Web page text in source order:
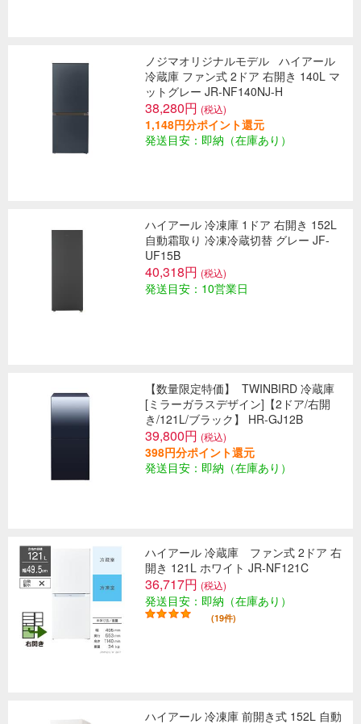
ノジマオリジナルモデル ハイアール
冷蔵庫 ファン式 2ドア 右開き 140L マ
ットグレー JR-NF140NJ-H
38,280円 (税込)
1,148円分ポイント還元
発送目安：即納（在庫あり）
ハイアール 冷凍庫 1ドア 右開き 152L
自動霜取り 冷凍冷蔵切替 グレー JF-
UF15B
40,318円 (税込)
発送目安：10営業日
【数量限定特価】
TWINBIRD 冷蔵庫
[ミラーガラスデザイン]【2ドア/右開
き/121L/ブラック】 HR-GJ12B
39,800円 (税込)
398円分ポイント還元
発送目安：即納（在庫あり）
ハイアール 冷蔵庫 ファン式 2ドア 右
開き 121L ホワイト JR-NF121C
36,717円 (税込)
発送目安：即納（在庫あり）
(19件)
ハイアール 冷凍庫 前開き式 152L 自動